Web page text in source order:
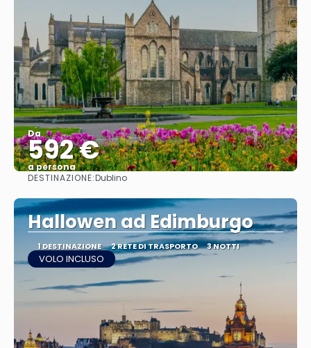
Da
592 €
a persona
DESTINAZIONE:Dublino
Hallowen ad Edimburgo
1 DESTINAZIONE 2 RETE DI TRASPORTO 3 NOTTI
VOLO INCLUSO